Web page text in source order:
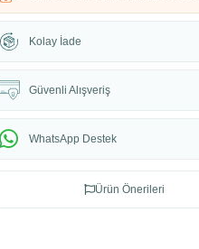
Kolay İade
Güvenli Alışveriş
WhatsApp Destek
Ürün Önerileri